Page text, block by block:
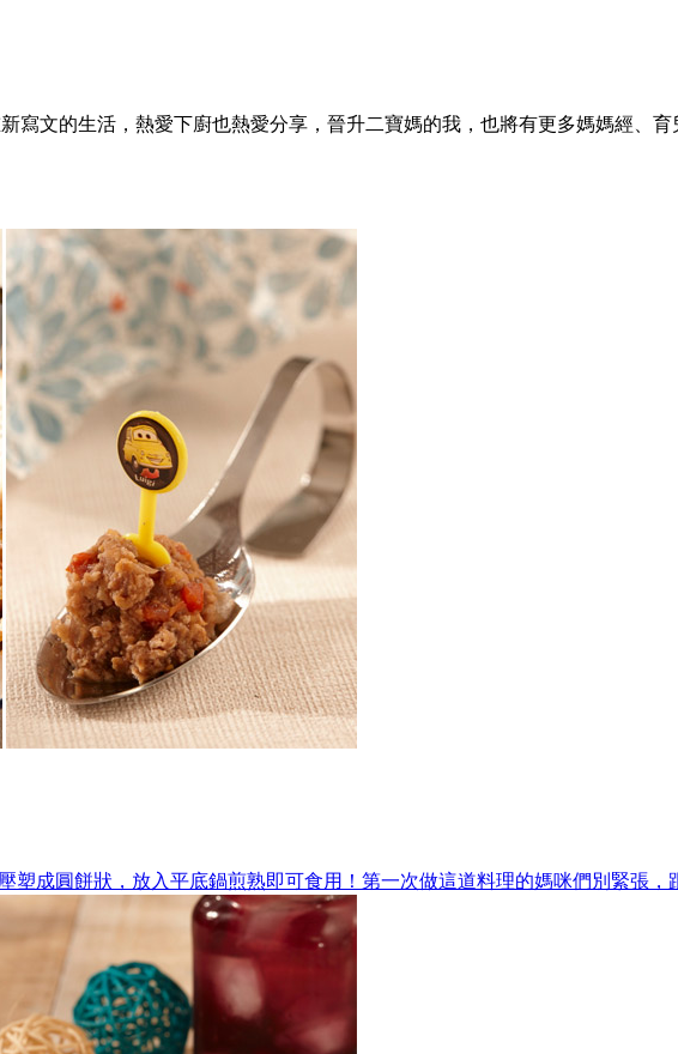
寫文的生活，熱愛下廚也熱愛分享，晉升二寶媽的我，也將有更多媽媽經、育
塑成圓餅狀，放入平底鍋煎熟即可食用！第一次做這道料理的媽咪們別緊張